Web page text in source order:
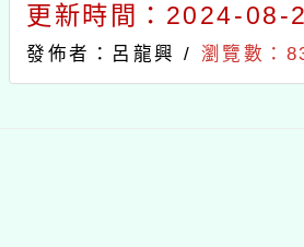
更新時間：2024-08-
發佈者：呂龍興 / 瀏覽數：